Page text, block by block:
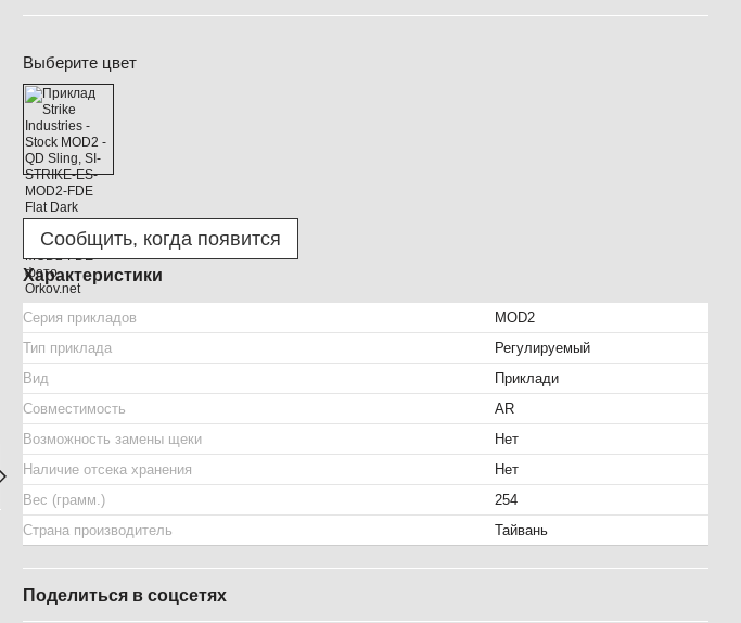
Выберите цвет
Сообщить, когда появится
Характеристики
Серия прикладов
MOD2
Тип приклада
Регулируемый
Вид
Приклади
Совместимость
AR
Возможность замены щеки
Нет
Наличие отсека хранения
Нет
Вес (грамм.)
254
Страна производитель
Тайвань
Поделиться в соцсетях